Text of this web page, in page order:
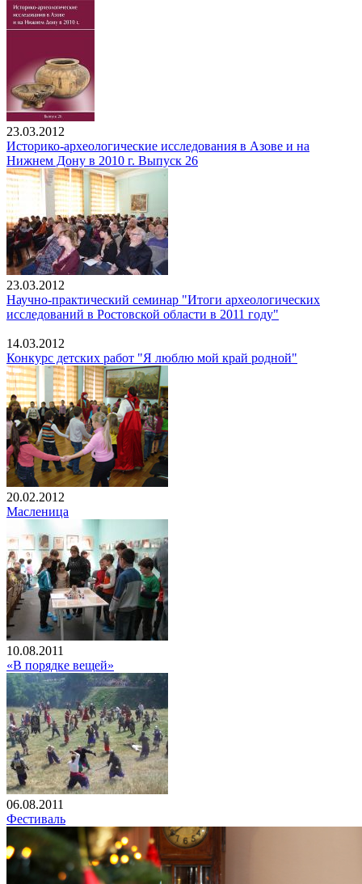
23.03.2012
Историко-археологические исследования в Азове и на
Нижнем Дону в 2010 г. Выпуск 26
23.03.2012
Научно-практический семинар "Итоги археологических
исследований в Ростовской области в 2011 году"
14.03.2012
Конкурс детских работ "Я люблю мой край родной"
20.02.2012
Масленица
10.08.2011
«В порядке вещей»
06.08.2011
Фестиваль